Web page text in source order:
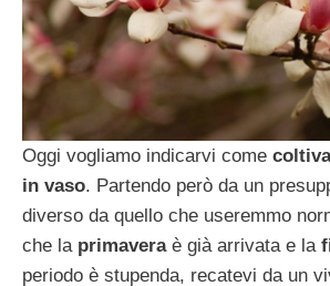
Oggi vogliamo indicarvi come
in vaso. Partendo però da un
diverso da quello che useremmo
che la primaveraè già arrivata e la
periodo è stupenda, recatevi da un